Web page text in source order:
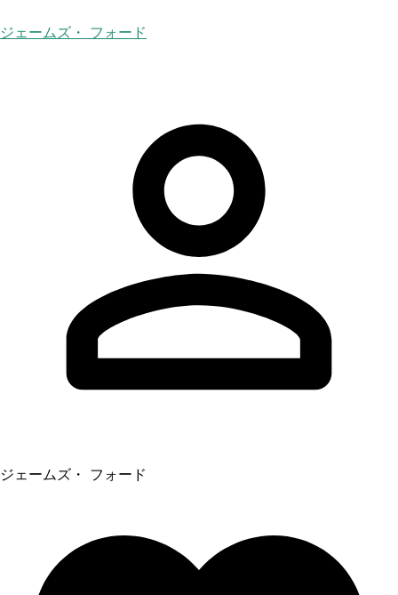
ジェームズ・ フォード
ジェームズ・ フォード